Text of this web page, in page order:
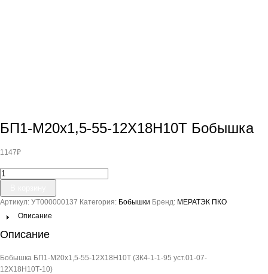
БП1-М20х1,5-55-12Х18Н10Т Бобышка
1147₽
Количество
товара
БП1-
М20х1,5-
55-
Бобышка
Артикул: УТ000000137 Категория: Бобышки Бренд: МЕРАТЭК ПКО
Описание
Описание
Бобышка БП1-М20х1,5-55-12Х18Н10Т (ЗК4-1-1-95 уст.01-07-
12Х18Н10Т-10)